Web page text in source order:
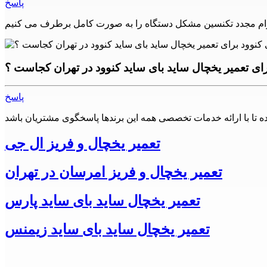
ماهر و مجرب، می‌توانید دستگاه خود را به بهترین شکل
شرق تهران، جنوب تهران و شمال تهران)
تلاش کرده است تا با جذب کارشناسان مجرب و متخصص در زمنیه
تعمیر یخچال ساید بای ساید کنوود
خانگی در شهرهای شهرری، اسلامشهر، چهاردانگه، گلستان،
پاسخ
تعمیر یخچال ساید بای ساید کنوود در تهران کجاست ؟
پاسخ
تعمیر یخچال و فریز ال جی
تعمیر یخچال و فریز امرسان در تهران
تعمیر یخچال ساید بای ساید پارس
تعمیر یخچال ساید بای ساید زیمنس